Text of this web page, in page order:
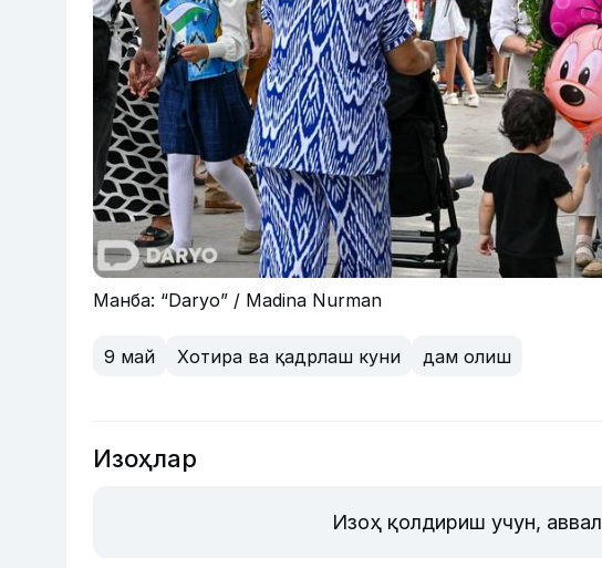
Манба: “Daryo” / Madina Nurman
9 май Хотира ва қадрлаш куни дам олиш
Изоҳлар
Изоҳ қолдириш учун, аввал